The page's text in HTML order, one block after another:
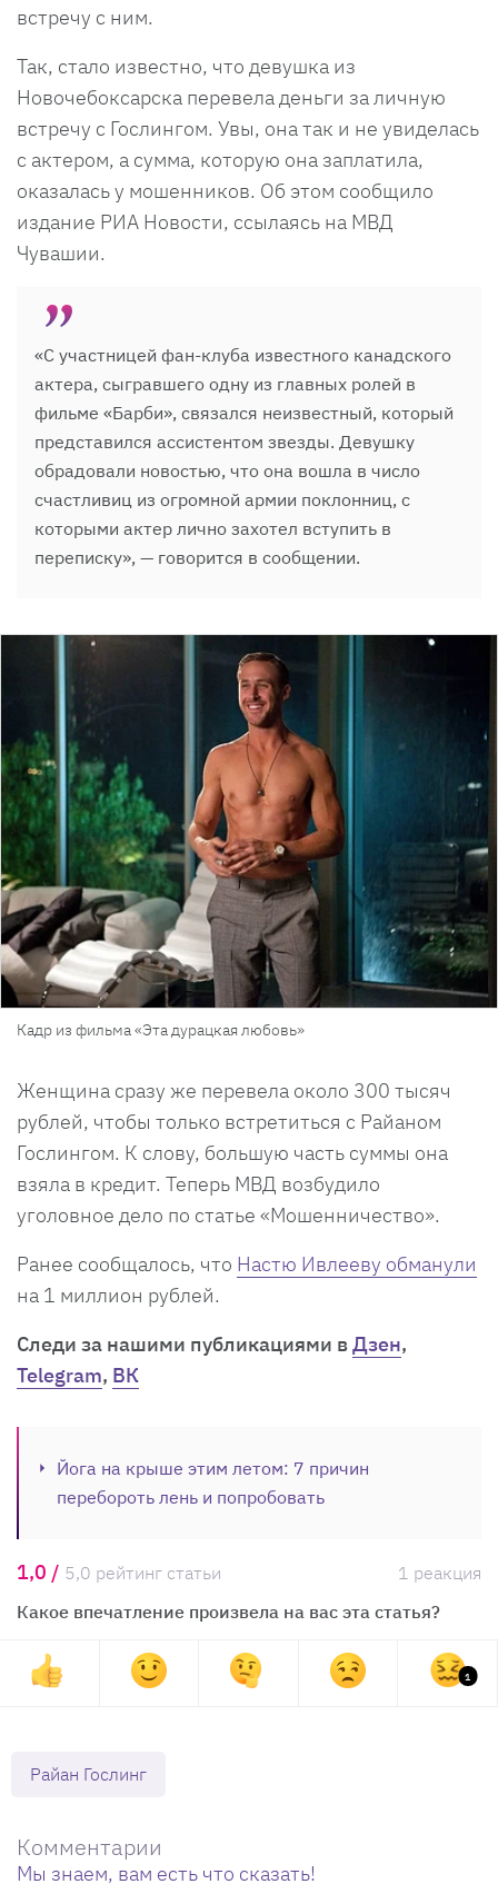
встречу с ним.
Так, стало известно, что девушка из
Новочебоксарска перевела деньги за личную
встречу с Гослингом. Увы, она так и не увиделась
с актером, а сумма, которую она заплатила,
оказалась у мошенников. Об этом сообщило
издание РИА Новости, ссылаясь на МВД
Чувашии.
«С участницей фан-клуба известного канадского
актера, сыгравшего одну из главных ролей в
фильме «Барби», связался неизвестный, который
представился ассистентом звезды. Девушку
обрадовали новостью, что она вошла в число
счастливиц из огромной армии поклонниц, с
которыми актер лично захотел вступить в
переписку», — говорится в сообщении.
Кадр из фильма «Эта дурацкая любовь»
Женщина сразу же перевела около 300 тысяч
рублей, чтобы только встретиться с Райаном
Гослингом. К слову, большую часть суммы она
взяла в кредит. Теперь МВД возбудило
уголовное дело по статье «Мошенничество».
Ранее сообщалось, что Настю Ивлееву обманули
на 1 миллион рублей.
Cледи за нашими публикациями вДзен,
Telegram, ВК
Йога на крыше этим летом: 7 причин
перебороть лень и попробовать
1,0 / 5,0 рейтинг статьи
1 реакция
Какое впечатление произвела на вас эта статья?
1
Райан Гослинг
Комментарии
Мы знаем, вам есть что сказать!